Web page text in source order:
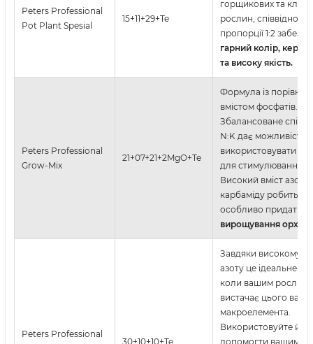
Peters Professional
Pot Plant Spesial
15+11+29+Te
горщикових та
рослин,
пропорції 1:2
гарний колір,
та високу якість.
Peters Professional
Grow-Mix
21+07+21+2MgO+Te
Формула із
вмістом фосфатів.
Збалансоване
N:K дає можливість
використовувати
для стимулювання
Високий вміст азоту
карбаміду робить
особливо
вирощування
Peters Professional
30+10+10+Te
Завдяки високому
азоту це ідеальне
коли вашим
вистачає цього
макроелемента.
Використовуйте
допомогти вашим